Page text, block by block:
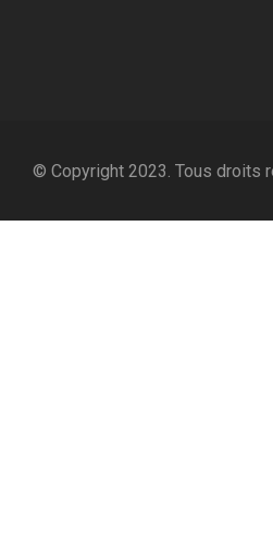
© Copyright 2023. Tous droits